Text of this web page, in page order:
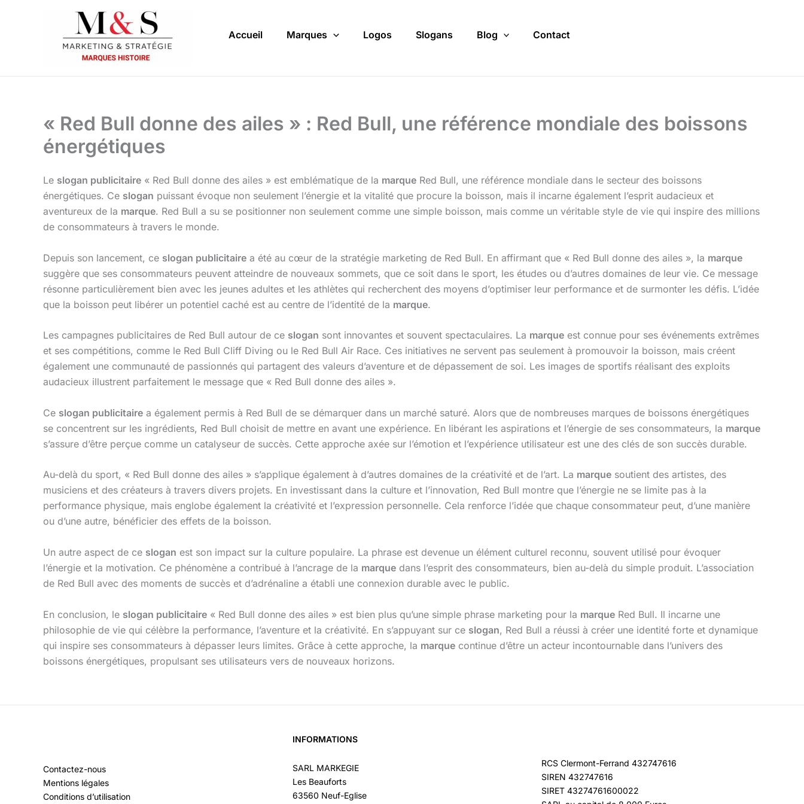
Accueil Marques Logos Slogans Blog Contact
« Red Bull donne des ailes » : Red Bull, une référence mondiale des boissons
énergétiques
Le slogan publicitaire « Red Bull donne des ailes » est emblématique de la marque Red Bull, une référence mondiale dans le secteur des boissons
énergétiques. Ce slogan puissant évoque non seulement l’énergie et la vitalité que procure la boisson, mais il incarne également l’esprit audacieux et
aventureux de la marque. Red Bull a su se positionner non seulement comme une simple boisson, mais comme un véritable style de vie qui inspire des millions
de consommateurs à travers le monde.
Depuis son lancement, ce slogan publicitaire a été au cœur de la stratégie marketing de Red Bull. En affirmant que « Red Bull donne des ailes », la marque
suggère que ses consommateurs peuvent atteindre de nouveaux sommets, que ce soit dans le sport, les études ou d’autres domaines de leur vie. Ce message
résonne particulièrement bien avec les jeunes adultes et les athlètes qui recherchent des moyens d’optimiser leur performance et de surmonter les défis. L’idée
que la boisson peut libérer un potentiel caché est au centre de l’identité de la marque.
Les campagnes publicitaires de Red Bull autour de ce slogan sont innovantes et souvent spectaculaires. La marque est connue pour ses événements extrêmes
et ses compétitions, comme le Red Bull Cliff Diving ou le Red Bull Air Race. Ces initiatives ne servent pas seulement à promouvoir la boisson, mais créent
également une communauté de passionnés qui partagent des valeurs d’aventure et de dépassement de soi. Les images de sportifs réalisant des exploits
audacieux illustrent parfaitement le message que « Red Bull donne des ailes ».
Ce slogan publicitaire a également permis à Red Bull de se démarquer dans un marché saturé. Alors que de nombreuses marques de boissons énergétiques
se concentrent sur les ingrédients, Red Bull choisit de mettre en avant une expérience. En libérant les aspirations et l’énergie de ses consommateurs, la marque
s’assure d’être perçue comme un catalyseur de succès. Cette approche axée sur l’émotion et l’expérience utilisateur est une des clés de son succès durable.
Au-delà du sport, « Red Bull donne des ailes » s’applique également à d’autres domaines de la créativité et de l’art. La marque soutient des artistes, des
musiciens et des créateurs à travers divers projets. En investissant dans la culture et l’innovation, Red Bull montre que l’énergie ne se limite pas à la
performance physique, mais englobe également la créativité et l’expression personnelle. Cela renforce l’idée que chaque consommateur peut, d’une manière
ou d’une autre, bénéficier des effets de la boisson.
Un autre aspect de ce slogan est son impact sur la culture populaire. La phrase est devenue un élément culturel reconnu, souvent utilisé pour évoquer
l’énergie et la motivation. Ce phénomène a contribué à l’ancrage de la marque dans l’esprit des consommateurs, bien au-delà du simple produit. L’association
de Red Bull avec des moments de succès et d’adrénaline a établi une connexion durable avec le public.
En conclusion, le slogan publicitaire « Red Bull donne des ailes » est bien plus qu’une simple phrase marketing pour la marque Red Bull. Il incarne une
philosophie de vie qui célèbre la performance, l’aventure et la créativité. En s’appuyant sur ce slogan, Red Bull a réussi à créer une identité forte et dynamique
qui inspire ses consommateurs à dépasser leurs limites. Grâce à cette approche, la marque continue d’être un acteur incontournable dans l’univers des
boissons énergétiques, propulsant ses utilisateurs vers de nouveaux horizons.
Contactez-nous
Mentions légales
Conditions d’utilisation
INFORMATIONS
SARL MARKEGIE
Les Beauforts
63560 Neuf-Eglise
RCS Clermont-Ferrand 432747616
SIREN 432747616
SIRET 43274761600022